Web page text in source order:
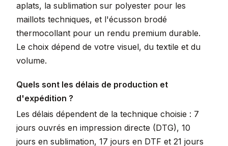
aplats, la sublimation sur polyester pour les
maillots techniques, et l'écusson brodé
thermocollant pour un rendu premium durable.
Le choix dépend de votre visuel, du textile et du
volume.
Quels sont les délais de production et
d'expédition ?
Les délais dépendent de la technique choisie : 7
jours ouvrés en impression directe (DTG), 10
jours en sublimation, 17 jours en DTF et 21 jours